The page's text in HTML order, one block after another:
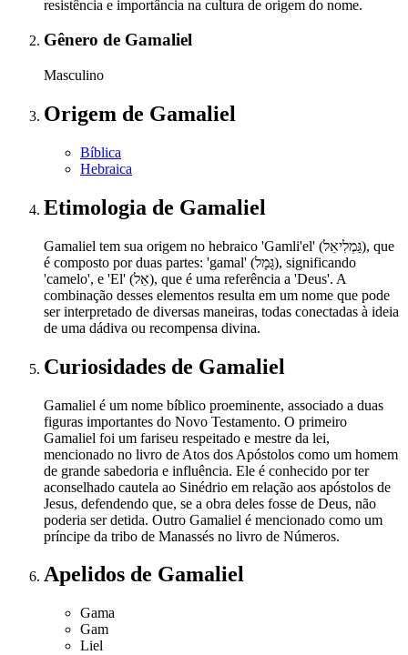
resistência e importância na cultura de origem do nome.
Gênero de Gamaliel
Masculino
Origem de Gamaliel
Bíblica
Hebraica
Etimologia de Gamaliel
Gamaliel tem sua origem no hebraico 'Gamli'el' (גַּמְלִיאֵל), que
é composto por duas partes: 'gamal' (גָּמָל), significando
'camelo', e 'El' (אֵל), que é uma referência a 'Deus'. A
combinação desses elementos resulta em um nome que pode
ser interpretado de diversas maneiras, todas conectadas à ideia
de uma dádiva ou recompensa divina.
Curiosidades de Gamaliel
Gamaliel é um nome bíblico proeminente, associado a duas
figuras importantes do Novo Testamento. O primeiro
Gamaliel foi um fariseu respeitado e mestre da lei,
mencionado no livro de Atos dos Apóstolos como um homem
de grande sabedoria e influência. Ele é conhecido por ter
aconselhado cautela ao Sinédrio em relação aos apóstolos de
Jesus, defendendo que, se a obra deles fosse de Deus, não
poderia ser detida. Outro Gamaliel é mencionado como um
príncipe da tribo de Manassés no livro de Números.
Apelidos de Gamaliel
Gama
Gam
Liel